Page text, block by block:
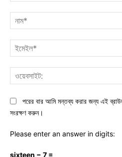
পরের বার আমি মন্তব্য করার জন্য এই
সংরক্ষণ করুন।
Please enter an answer in digits:
sixteen − 7 =